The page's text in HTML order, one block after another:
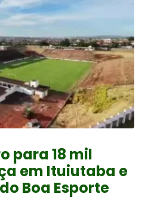
para 18 mil
em Ituiutaba e
Boa Esporte